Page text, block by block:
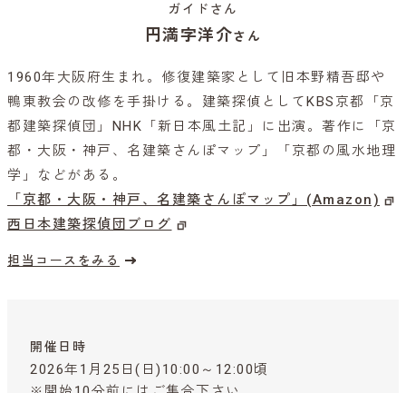
ガイドさん
円満字洋介さん
1960年大阪府生まれ。修復建築家として旧本野精吾邸や
鴨東教会の改修を手掛ける。建築探偵としてKBS京都「京
都建築探偵団」NHK「新日本風土記」に出演。著作に「京
都・大阪・神戸、名建築さんぽマップ」「京都の風水地理
学」などがある。
「京都・大阪・神戸、名建築さんぽマップ」(Amazon)
西日本建築探偵団ブログ
担当コースをみる
開催日時
2026年1月25日(日)10:00～12:00頃